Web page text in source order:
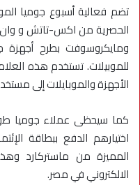
تضم فعالية أسبوع جوميا
الحصرية من اكس-تاتش و
ومايكروسوفت بطرح أجهزة
للموبيلات. تستخدم هذه
الأجهزة والموبايلات إلى
كما سيحظى عملاء جوميا
اختيارهم الدفع ببطاقة
المميزة من ماستركارد
الالكتروني في مصر.